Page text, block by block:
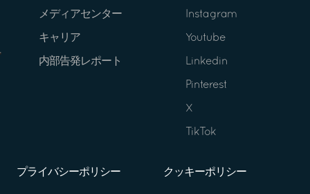
メディアセンター
キャリア
内部告発レポート
Instagram
Youtube
Linkedin
Pinterest
X
TikTok
プライバシーポリシー クッキーポリシー